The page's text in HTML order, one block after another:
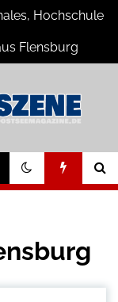
Hochschule
Flensburg
und